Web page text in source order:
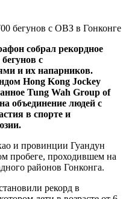
собрал рекордное
с
и их напарников.
Hong Kong Jockey
Tung Wah Group of
объединение людей с
в спорте и
и провинции Гуандун
пробеге, проходившем на
районов Гонконга.
рекорд в